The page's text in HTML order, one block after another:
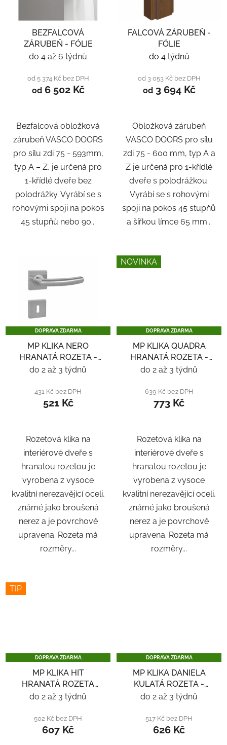
BEZFALCOVÁ
ZÁRUBEŇ - FÓLIE
do 4 až 6 týdnů
od 5 374 Kč bez DPH
od6 502 Kč
Bezfalcová obložková
zárubeň VASCO DOORS
pro sílu zdi 75 - 593mm,
typ A – Z, je určená pro
1-křídlé dveře bez
polodrážky. Vyrábí se s
rohovými spoji na pokos
45 stupňů nebo 90...
FALCOVÁ ZÁRUBEŇ -
FÓLIE
do 4 týdnů
od 3 053 Kč bez DPH
od3 694 Kč
Obložková zárubeň
VASCO DOORS pro sílu
zdi 75 - 600 mm, typ A a
Z je určená pro 1-křídlé
dveře s polodrážkou.
Vyrábí se s rohovými
spoji na pokos 45 stupňů
a šířkou límce 65 mm...
DOPRAVA ZDARMA
MP KLIKA NERO
HRANATÁ ROZETA -
NEREZ
do 2 až 3 týdnů
431 Kč bez DPH
521 Kč
Rozetová klika na
interiérové ​​dveře s
hranatou rozetou je
vyrobena z vysoce
kvalitní nerezavějící oceli,
známé jako broušená
nerez a je povrchově
upravena. Rozeta má
rozměry...
NOVINKA
DOPRAVA ZDARMA
MP KLIKA QUADRA
HRANATÁ ROZETA -
NEREZ
do 2 až 3 týdnů
639 Kč bez DPH
773 Kč
Rozetová klika na
interiérové ​​dveře s
hranatou rozetou je
vyrobena z vysoce
kvalitní nerezavějící oceli,
známé jako broušená
nerez a je povrchově
upravena. Rozeta má
rozměry...
TIP
DOPRAVA ZDARMA
MP KLIKA HIT
HRANATÁ ROZETA
SQ6 - ČERNÁ
do 2 až 3 týdnů
502 Kč bez DPH
607 Kč
DOPRAVA ZDARMA
MP KLIKA DANIELA
KULATÁ ROZETA -
NEREZ
do 2 až 3 týdnů
517 Kč bez DPH
626 Kč